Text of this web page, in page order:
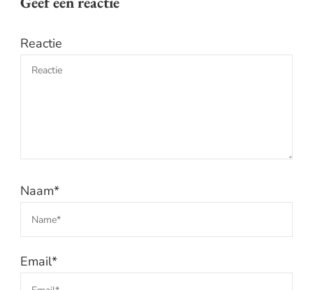
Reactie
Naam*
Email*